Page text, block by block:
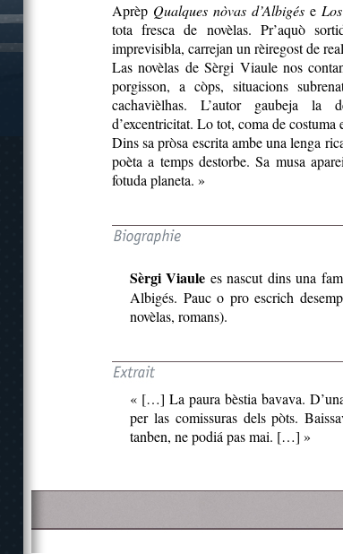
Aprèp Qualques nòvas d’Albigés e
tota fresca de novèlas. Pr’aquò
imprevisibla, carrejan un rèiregost de
Las novèlas de Sèrgi Viaule nos
porgisson, a còps, situacions
cachavièlhas. L’autor gaubeja la
d’excentricitat. Lo tot, coma de costuma
Dins sa pròsa escrita ambe una lenga
poèta a temps destorbe. Sa musa
fotuda planeta. »
Sèrgi Viaule es nascut dins una
Albigés. Pauc o pro escrich
novèlas, romans).
« […] La paura bèstia bavava.
per las comissuras dels pòts.
tanben, ne podiá pas mai. […] »